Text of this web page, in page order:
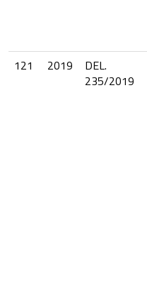
121
2019
DEL.
235/2019